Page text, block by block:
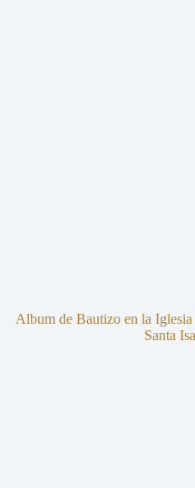
Album de Bautizo en la Iglesia
Santa